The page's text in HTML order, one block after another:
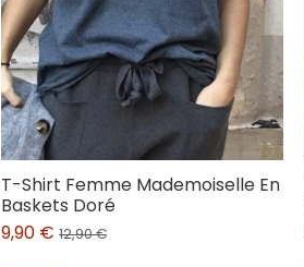
T-Shirt Femme Mademoiselle En
Baskets Doré
9,90 € 12,90 €